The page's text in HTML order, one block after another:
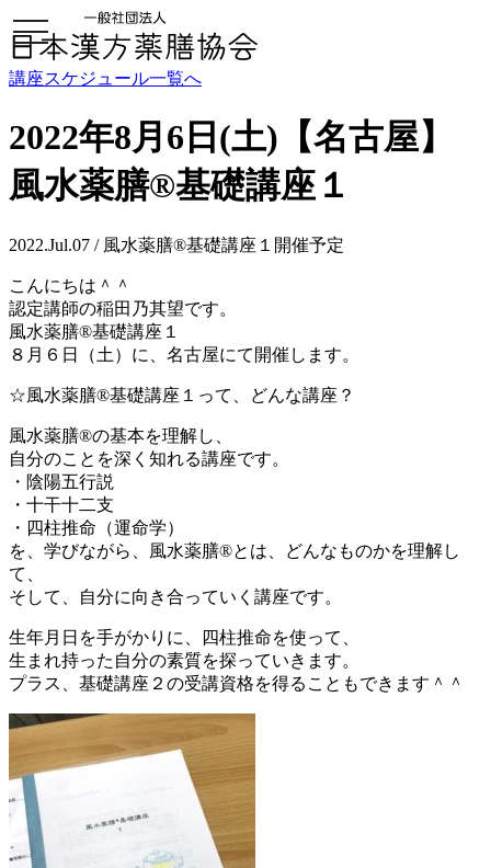
toggle
navigation
講座スケジュール一覧へ
2022年8月6日(土)【名古屋】
風水薬膳®基礎講座１
2022.Jul.07 / 風水薬膳®基礎講座１開催予定
こんにちは＾＾
認定講師の稲田乃其望です。
風水薬膳®基礎講座１
８月６日（土）に、名古屋にて開催します。
☆風水薬膳®基礎講座１って、どんな講座？
風水薬膳®の基本を理解し、
自分のことを深く知れる講座です。
・陰陽五行説
・十干十二支
・四柱推命（運命学）
を、学びながら、風水薬膳®とは、どんなものかを理解し
て、
そして、自分に向き合っていく講座です。
生年月日を手がかりに、四柱推命を使って、
生まれ持った自分の素質を探っていきます。
プラス、基礎講座２の受講資格を得ることもできます＾＾